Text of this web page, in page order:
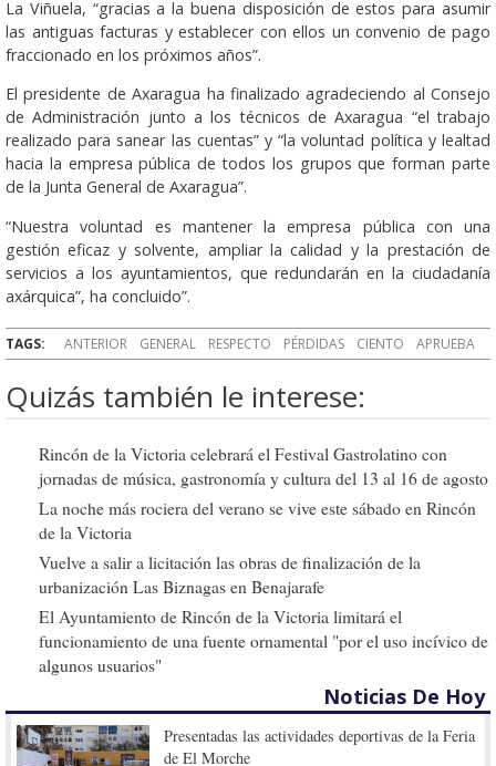
La Viñuela, “gracias a la buena disposición de estos para asumir
las antiguas facturas y establecer con ellos un convenio de pago
fraccionado en los próximos años”.
El presidente de Axaragua ha finalizado agradeciendo al Consejo
de Administración junto a los técnicos de Axaragua “el trabajo
realizado para sanear las cuentas” y “la voluntad política y lealtad
hacia la empresa pública de todos los grupos que forman parte
de la Junta General de Axaragua”.
“Nuestra voluntad es mantener la empresa pública con una
gestión eficaz y solvente, ampliar la calidad y la prestación de
servicios a los ayuntamientos, que redundarán en la ciudadanía
axárquica”, ha concluido”.
TAGS: ANTERIOR GENERAL RESPECTO PÉRDIDAS CIENTO APRUEBA
Quizás también le interese:
Rincón de la Victoria celebrará el Festival Gastrolatino con
jornadas de música, gastronomía y cultura del 13 al 16 de agosto
La noche más rociera del verano se vive este sábado en Rincón
de la Victoria
Vuelve a salir a licitación las obras de finalización de la
urbanización Las Biznagas en Benajarafe
El Ayuntamiento de Rincón de la Victoria limitará el
funcionamiento de una fuente ornamental "por el uso incívico de
algunos usuarios"
Noticias De Hoy
Presentadas las actividades deportivas de la Feria
de El Morche